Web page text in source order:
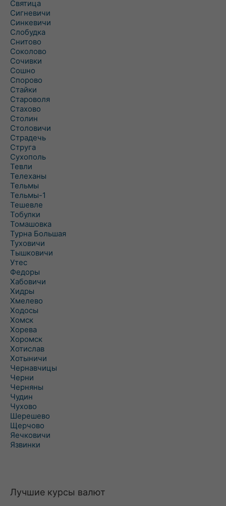
Святица
Сигневичи
Синкевичи
Слобудка
Снитово
Соколово
Сочивки
Сошно
Спорово
Стайки
Староволя
Стахово
Столин
Столовичи
Страдечь
Струга
Сухополь
Тевли
Телеханы
Тельмы
Тельмы-1
Тешевле
Тобулки
Томашовка
Турна Большая
Туховичи
Тышковичи
Утес
Федоры
Хабовичи
Хидры
Хмелево
Ходосы
Хомск
Хорева
Хоромск
Хотислав
Хотыничи
Чернавчицы
Черни
Черняны
Чудин
Чухово
Шерешево
Щерчово
Яечковичи
Язвинки
Лучшие курсы валют